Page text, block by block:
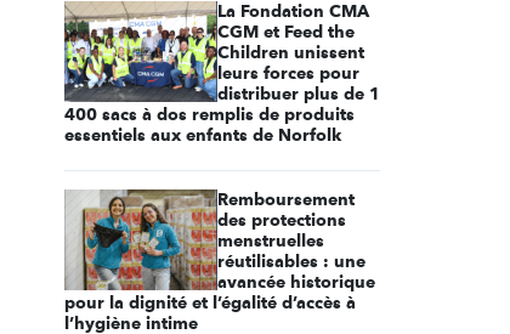
La Fondation CMA
CGM et Feed the
Children unissent
leurs forces pour
distribuer plus de 1
400 sacs à dos remplis de produits
essentiels aux enfants de Norfolk
Remboursement
des protections
menstruelles
réutilisables : une
avancée historique
pour la dignité et l’égalité d’accès à
l’hygiène intime